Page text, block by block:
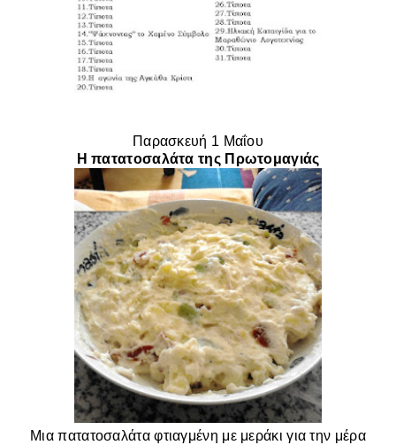
Παρασκευή 1 Μαΐου
Η πατατοσαλάτα της Πρωτομαγιάς
Μια πατατοσαλάτα φτιαγμένη με μεράκι για την μέρα